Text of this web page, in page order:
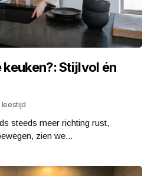
Stijlvol én
leestijd
steeds meer richting rust,
zien we...